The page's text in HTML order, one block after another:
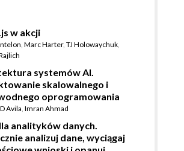
w akcji
, Marc Harter, TJ Holowaychuk,
systemów AI.
skalowalnego i
oprogramowania
Avila, Imran Ahmad
analityków danych.
analizuj dane, wyciągaj